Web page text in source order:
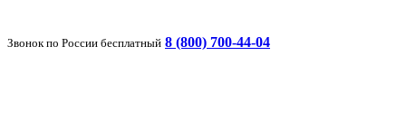
Звонок по России бесплатный 8 (800) 700-44-04